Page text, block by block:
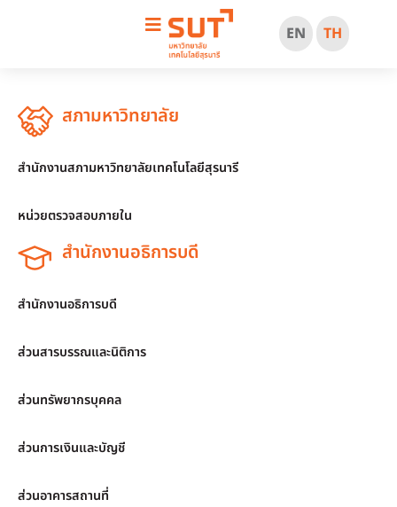
EN TH
สภามหาวิทยาลัย
สำนักงานสภามหาวิทยาลัยเทคโนโลยีสุรนารี
หน่วยตรวจสอบภายใน
สำนักงานอธิการบดี
สำนักงานอธิการบดี
ส่วนสารบรรณและนิติการ
ส่วนทรัพยากรบุคคล
ส่วนการเงินและบัญชี
ส่วนอาคารสถานที่